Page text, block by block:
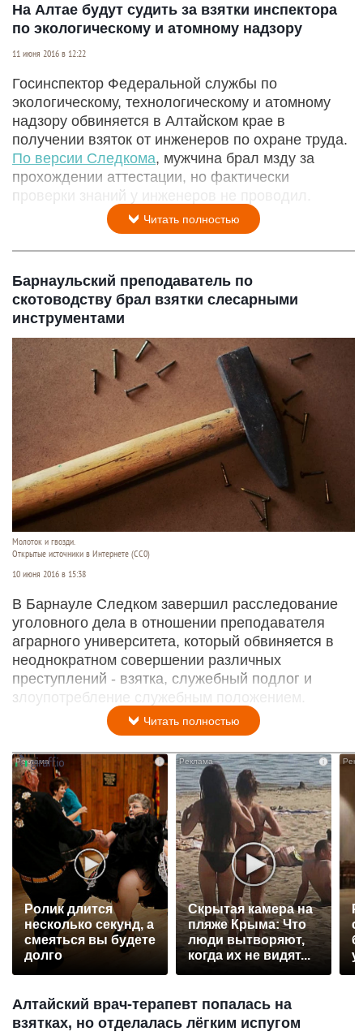
На Алтае будут судить за взятки инспектора
по экологическому и атомному надзору
11 июня 2016 в 12:22
Госинспектор Федеральной службы по
экологическому, технологическому и атомному
надзору обвиняется в Алтайском крае в
получении взяток от инженеров по охране труда.
По версии Следкома, мужчина брал мзду за
прохождении аттестации, но фактически
проверки знаний у инженеров не проводил.
Читать полностью
Барнаульский преподаватель по
скотоводству брал взятки слесарными
инструментами
Молоток и гвозди.
Открытые источники в Интернете (СС0)
10 июня 2016 в 15:38
В Барнауле Следком завершил расследование
уголовного дела в отношении преподавателя
аграрного университета, который обвиняется в
неоднократном совершении различных
преступлений - взятка, служебный подлог и
злоупотребление служебным положением.
Читать полностью
i
Ролик длится
несколько секунд, а
смеяться вы будете
долго
i
Скрытая камера на
пляже Крыма: Что
люди вытворяют,
когда их не видят...
Алтайский врач-терапевт попалась на
взятках, но отделалась лёгким испугом